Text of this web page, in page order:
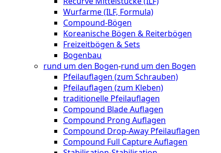
Wurfarme (ILF, Formula)
Compound-Bögen
Koreanische Bögen & Reiterbögen
Freizeitbögen & Sets
Bogenbau
rund um den Bogen-rund um den Bogen
Pfeilauflagen (zum Schrauben)
Pfeilauflagen (zum Kleben)
traditionelle Pfeilauflagen
Compound Blade Auflagen
Compound Prong Auflagen
Compound Drop-Away Pfeilauflagen
Compound Full Capture Auflagen